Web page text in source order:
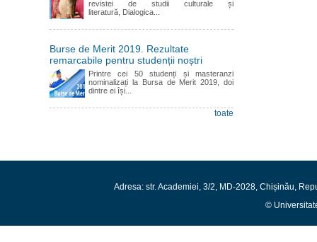
revistei de studii culturale și
literatură, Dialogica...
Burse de Merit 2019. Rezultate
remarcabile pentru studenții noștri
Printre cei 50 studenți și masteranzi
nominalizați la Bursa de Merit 2019, doi
dintre ei își...
toate
Adresa: str. Academiei, 3/2, MD-2028, Chișinău,
©